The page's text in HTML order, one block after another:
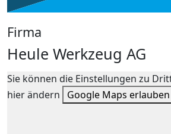
Firma
Heule Werkzeug AG
Sie können die Einstellungen zu
hier ändern
Google Maps erlauben